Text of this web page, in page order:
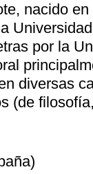
nacido
por la
diversas
(de